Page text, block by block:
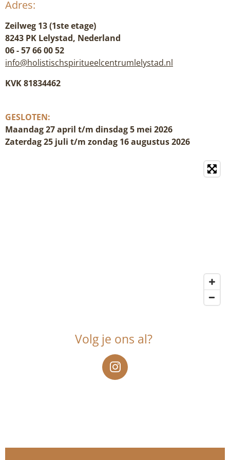
Adres:
Zeilweg 13 (1ste etage)
8243 PK Lelystad, Nederland
06 - 57 66 00 52
info@holistischspiritueelcentrumlelystad.nl
KVK 81834462
GESLOTEN:
Maandag 27 april t/m dinsdag 5 mei 2026
Zaterdag 25 juli t/m zondag 16 augustus 2026
Volg je ons al?
I
n
r